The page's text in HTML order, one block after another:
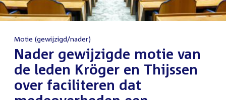
Motie (gewijzigd/nader)
:Nader gewijzigde motie van
de leden Kröger en Thijssen
over faciliteren dat